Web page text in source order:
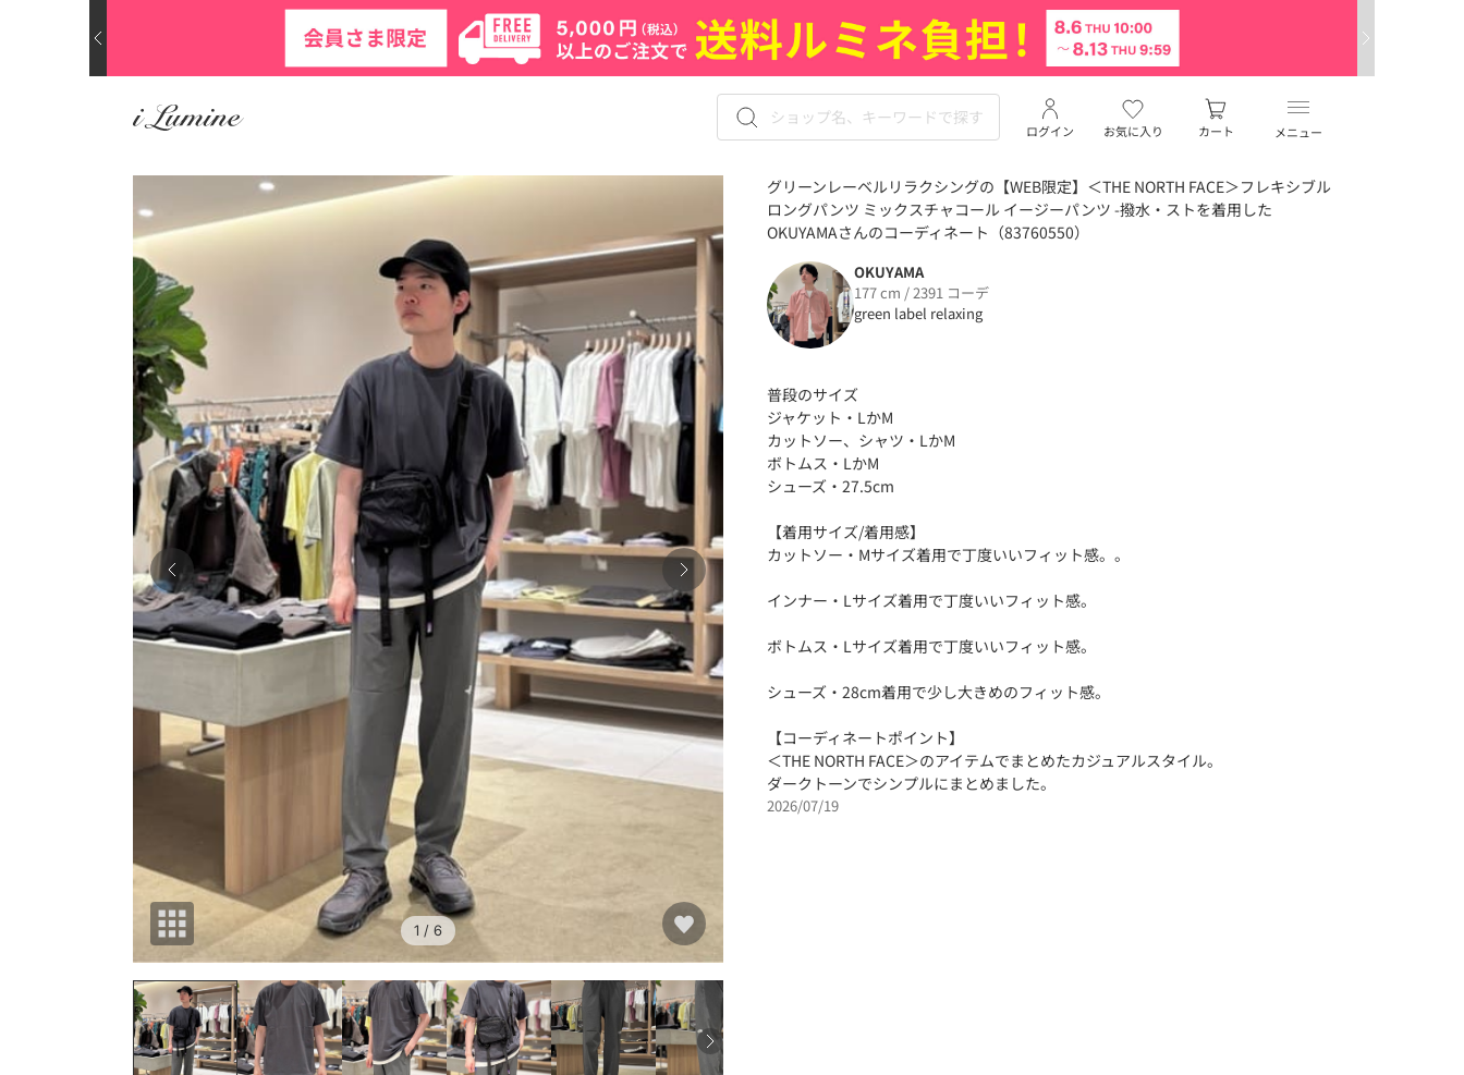
メニュー
お気に入り
ログイン カート
1 / 6
グリーンレーベルリラクシングの【WEB限定】＜THE NORTH FACE＞フレキシブル
ロングパンツ ミックスチャコール イージーパンツ -撥水・ストを着用した
OKUYAMAさんのコーディネート（83760550）
OKUYAMA
177 cm / 2391 コーデ
green label relaxing
普段のサイズ
ジャケット・LかM
カットソー、シャツ・LかM
ボトムス・LかM
シューズ・27.5cm
【着用サイズ/着用感】
カットソー・Mサイズ着用で丁度いいフィット感。。
インナー・Lサイズ着用で丁度いいフィット感。
ボトムス・Lサイズ着用で丁度いいフィット感。
シューズ・28cm着用で少し大きめのフィット感。
【コーディネートポイント】
＜THE NORTH FACE＞のアイテムでまとめたカジュアルスタイル。
ダークトーンでシンプルにまとめました。
2026/07/19